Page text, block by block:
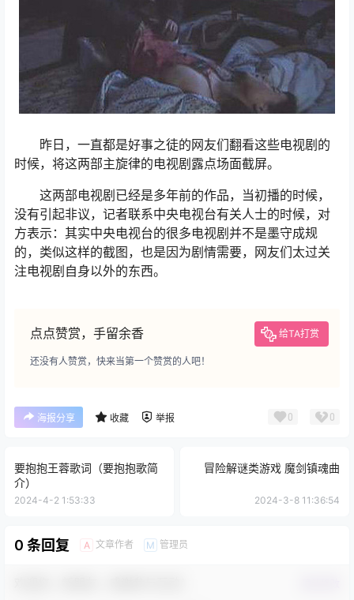
昨日，一直都是好事之徒的网友们翻看这些电视剧的
时候，将这两部主旋律的电视剧露点场面截屏。
这两部电视剧已经是多年前的作品，当初播的时候，
没有引起非议，记者联系中央电视台有关人士的时候，对
方表示：其实中央电视台的很多电视剧并不是墨守成规
的，类似这样的截图，也是因为剧情需要，网友们太过关
注电视剧自身以外的东西。
点点赞赏，手留余香 给TA打赏
还没有人赞赏，快来当第一个赞赏的人吧！
海报分享 收藏 举报 0 0
要抱抱王蓉歌词（要抱抱歌简
介）
2024-4-2 1:53:33
冒险解谜类游戏 魔剑镇魂曲
2024-3-8 11:36:54
0 条回复 A 文章作者 M 管理员